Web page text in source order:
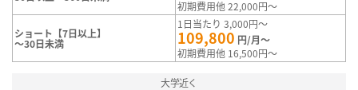
初期費用他 22,000円～
ショート【7日以上】
～30日未満
1日当たり 3,000円～
109,800 円/月～
初期費用他 16,500円～
大学近く